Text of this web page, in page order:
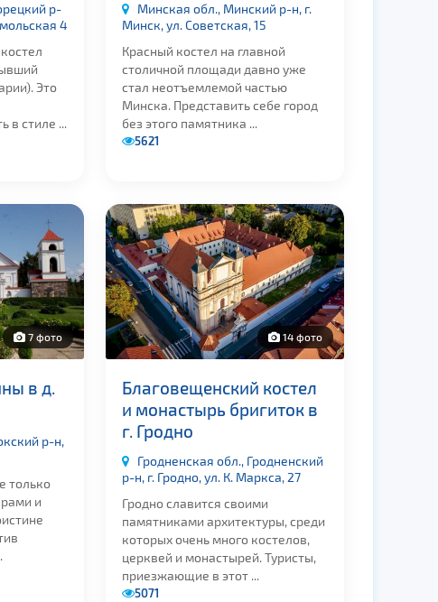
р-
4
Это
в стиле ...
Минская обл., Минский р-н, г.
Минск, ул. Советская, 15
Красный костел на главной
столичной площади давно уже
стал неотъемлемой частью
Минска. Представить себе город
без этого памятника ...
5621
7 фото
в д.
р-н,
только
и
14 фото
Благовещенский костел
и монастырь бригиток в
г. Гродно
Гродненская обл., Гродненский
р-н, г. Гродно, ул. К. Маркса, 27
Гродно славится своими
памятниками архитектуры, среди
которых очень много костелов,
церквей и монастырей. Туристы,
приезжающие в этот ...
5071